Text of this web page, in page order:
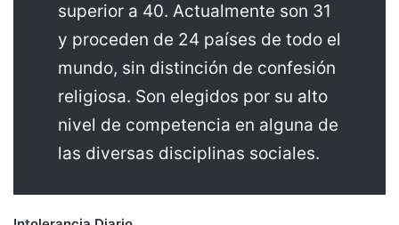
superior a 40. Actualmente son 31
y proceden de 24 países de todo el
mundo, sin distinción de confesión
religiosa. Son elegidos por su alto
nivel de competencia en alguna de
las diversas disciplinas sociales.